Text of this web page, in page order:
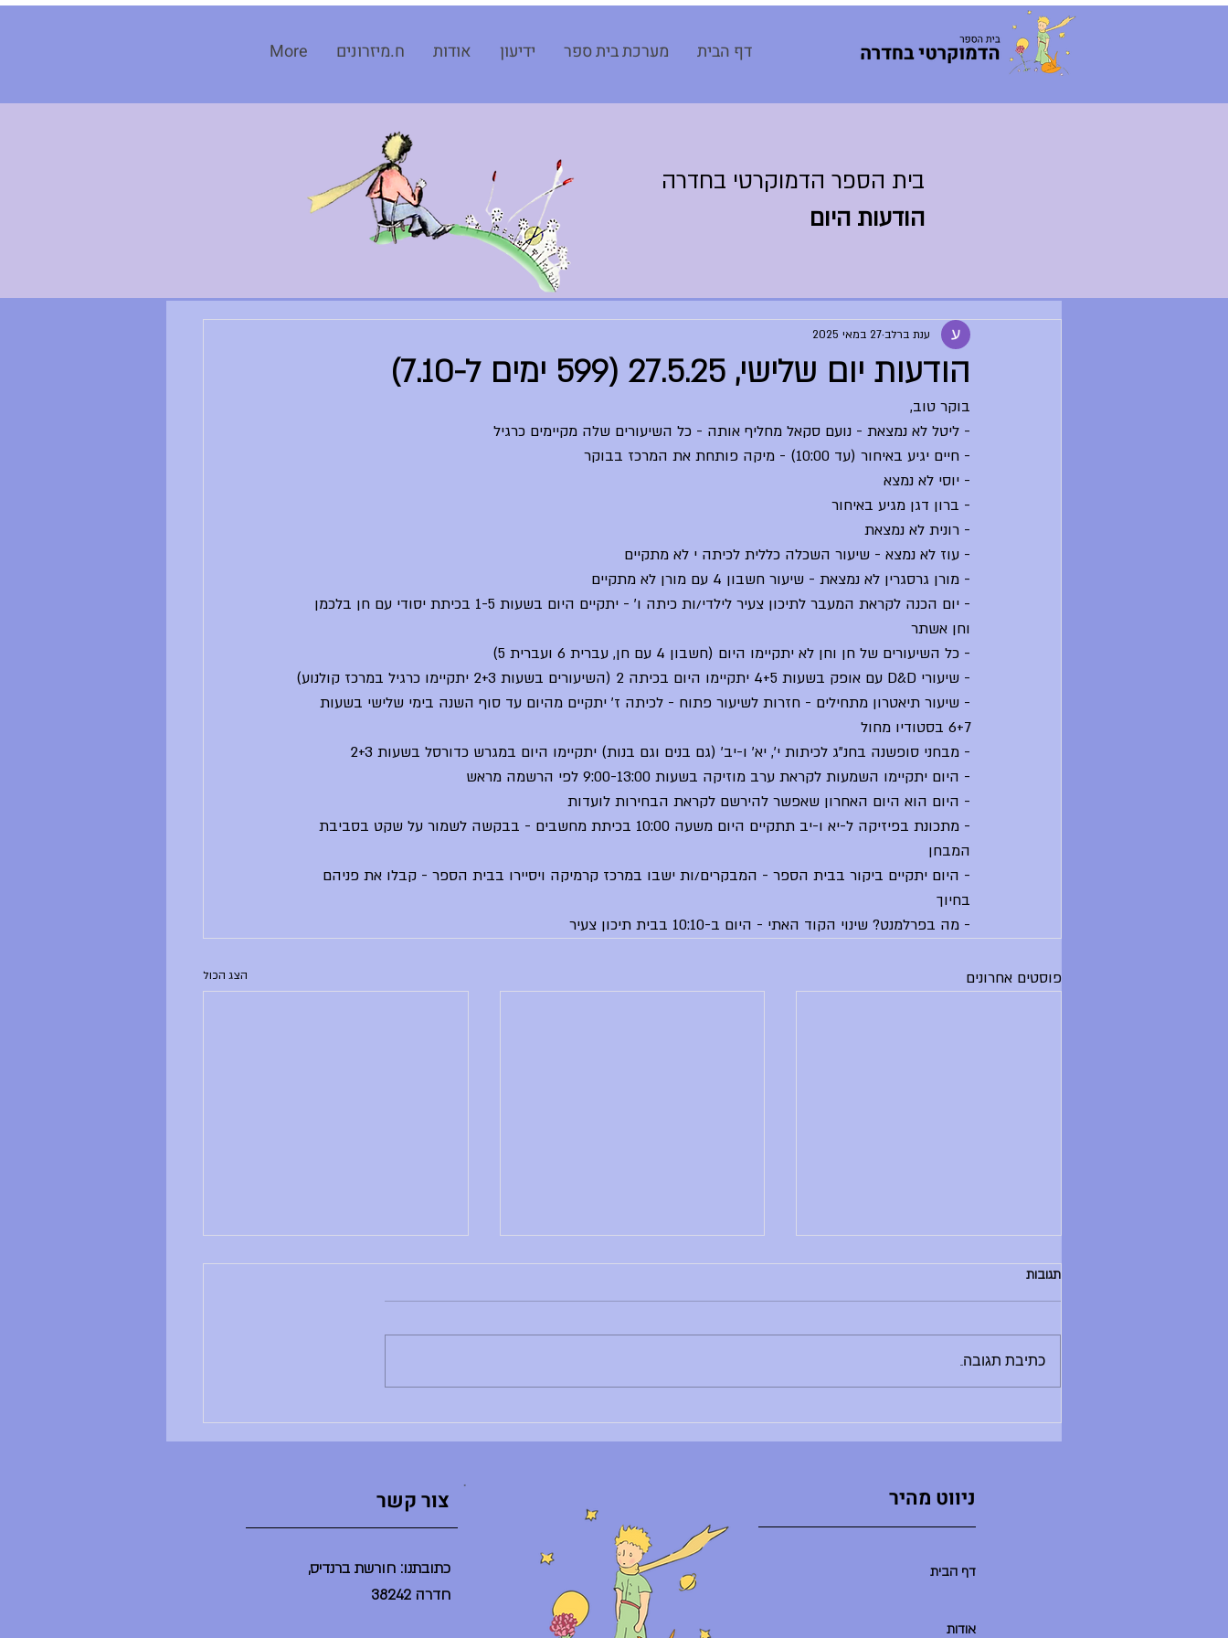
דף הבית מערכת בית ספר ידיעון אודות ח.מיזרונים More
בית הספר הדמוקרטי בחדרה
הודעות היום
הודעות יום שלישי, 27.5.25 (599 ימים ל-7.10)
ענת ברלב 27 במאי 2025
בוקר טוב,
- ליטל לא נמצאת - נועם סקאל מחליף אותה - כל השיעורים שלה מקיימים כרגיל
- חיים יגיע באיחור (עד 10:00) - מיקה פותחת את המרכז בבוקר
- יוסי לא נמצא
- ברון דגן מגיע באיחור
- רונית לא נמצאת
- עוז לא נמצא - שיעור השכלה כללית לכיתה י לא מתקיים
- מורן גרסגרין לא נמצאת - שיעור חשבון 4 עם מורן לא מתקיים
- יום הכנה לקראת המעבר לתיכון צעיר לילדי/ות כיתה ו' - יתקיים היום בשעות 1-5 בכיתת יסודי עם חן בלכמן
וחן אשתר
- כל השיעורים של חן וחן לא יתקיימו היום (חשבון 4 עם חן, עברית 6 ועברית 5)
- שיעורי D&D עם אופק בשעות 4+5 יתקיימו היום בכיתה 2 (השיעורים בשעות 2+3 יתקיימו כרגיל במרכז קולנוע)
- שיעור תיאטרון מתחילים - חזרות לשיעור פתוח - לכיתה ז' יתקיים מהיום עד סוף השנה בימי שלישי בשעות
6+7 בסטודיו מחול
- מבחני סופשנה בחנ"ג לכיתות י', יא' ו-יב' (גם בנים וגם בנות) יתקיימו היום במגרש כדורסל בשעות 2+3
- היום יתקיימו השמעות לקראת ערב מוזיקה בשעות 9:00-13:00 לפי הרשמה מראש
- היום הוא היום האחרון שאפשר להירשם לקראת הבחירות לועדות
- מתכונת בפיזיקה ל-יא ו-יב תתקיים היום משעה 10:00 בכיתת מחשבים - בבקשה לשמור על שקט בסביבת
המבחן
- היום יתקיים ביקור בבית הספר - המבקרים/ות ישבו במרכז קרמיקה ויסיירו בבית הספר - קבלו את פניהם
בחיוך
- מה בפרלמנט? שינוי הקוד האתי - היום ב-10:10 בבית תיכון צעיר
פוסטים אחרונים הצג הכול
הודעות יום שלישי, 30.6.26
בוקר טוב, - החזרת ספרים לספריה היום
הודעות יום שני, 29.6.26
בוקר טוב, - רותם צדוק לא נמצאת - הדר
הודעות יום ראשון, 28.6.26
בוקר טוב ושבוע טוב, - ענבל לא נמצאת -
תגובות
כתיבת תגובה...
צור קשר ניווט מהיר
כתובתנו: חורשת ברנדיס,
חדרה 38242
דף הבית
אודות